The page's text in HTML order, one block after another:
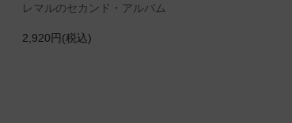
レマルのセカンド・アルバム
2,920円(税込)